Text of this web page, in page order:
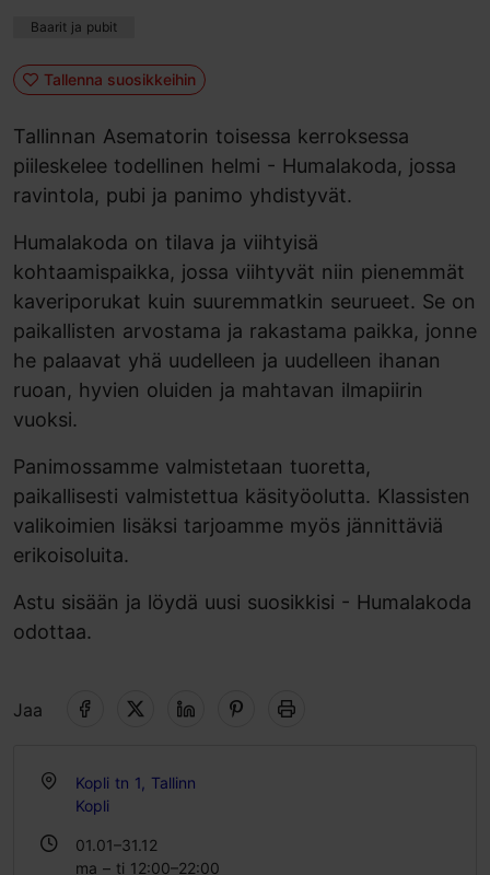
Baarit ja pubit
Tallenna suosikkeihin
Tallinnan Asematorin toisessa kerroksessa
piileskelee todellinen helmi - Humalakoda, jossa
ravintola, pubi ja panimo yhdistyvät.
Humalakoda on tilava ja viihtyisä
kohtaamispaikka, jossa viihtyvät niin pienemmät
kaveriporukat kuin suuremmatkin seurueet. Se on
paikallisten arvostama ja rakastama paikka, jonne
he palaavat yhä uudelleen ja uudelleen ihanan
ruoan, hyvien oluiden ja mahtavan ilmapiirin
vuoksi.
Panimossamme valmistetaan tuoretta,
paikallisesti valmistettua käsityöolutta. Klassisten
valikoimien lisäksi tarjoamme myös jännittäviä
erikoisoluita.
Astu sisään ja löydä uusi suosikkisi - Humalakoda
odottaa.
Jaa
Kopli tn 1, Tallinn
Kopli
01.01–31.12
ma – ti 12:00–22:00